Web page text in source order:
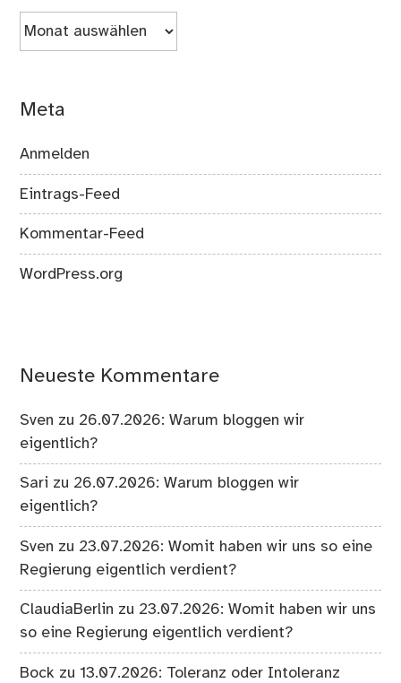
Archiv
Meta
Anmelden
Eintrags-Feed
Kommentar-Feed
WordPress.org
Neueste Kommentare
Sven zu 26.07.2026: Warum bloggen wir
eigentlich?
Sari zu 26.07.2026: Warum bloggen wir
eigentlich?
Sven zu 23.07.2026: Womit haben wir uns so eine
Regierung eigentlich verdient?
ClaudiaBerlin zu 23.07.2026: Womit haben wir uns
so eine Regierung eigentlich verdient?
Bock zu13.07.2026: Toleranz oder Intoleranz